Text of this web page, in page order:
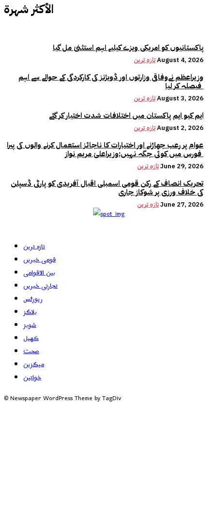
الأكثر شهرة
پاکستانیوں کو امریکی ویزے کیلیے اہم استثنیٰ مل گیا
تازہ ترینAugust 4, 2026
وزیراعظم نےوفاقی وزارتوں اور ڈویژنز کی کارکردگی کے حوالے سے اہم
تازہ ترینAugust 3, 2026
ایم کیو ایم پاکستان میں اختلافات شدت اختیار کر گئے
تازہ ترینAugust 2, 2026
عوام پر رعب جھاڑنے اور اختیارات کا ناجائز استعمال کرنے والوں کی پیرا
تازہ ترینJune 29, 2026
تحریک انصاف کے رکن قومی اسمبلی اقبال آفریدی کو پارٹی ڈسپلن
کی خلاف ورزی پر شوکاز جاری
تازہ ترینJune 27, 2026
تازہ ترین
قومی خبریں
بین الاقوامی
تجارتی خبریں
رپورٹس
بلاگز
شوبز
کھیل
صحت
میگزین
خواتین
© Newspaper WordPress Theme by TagDiv